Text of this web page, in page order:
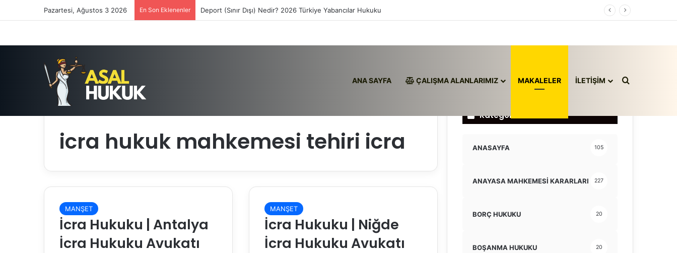
Pazartesi, Ağustos 3 2026 En Son Eklenenler Deport (Sınır Dışı) Nedir? 2026 Türkiye Yabancılar Hukuku
ANA SAYFA ÇALIŞMA ALANLARIMIZ MAKALELER İLETİŞİM Arama yap
icra hukuk mahkemesi tehiri icra
MANŞET
İcra Hukuku | Antalya
İcra Hukuku Avukatı
MANŞET
İcra Hukuku | Niğde
İcra Hukuku Avukatı
Kategoriler
ANASAYFA 105
ANAYASA MAHKEMESİ KARARLARI 227
BORÇ HUKUKU 20
BOŞANMA HUKUKU 20